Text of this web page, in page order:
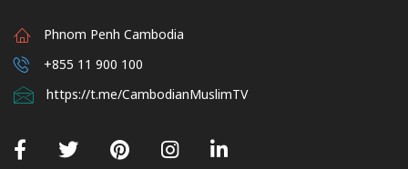
Phnom Penh Cambodia
+855 11 900 100
https://t.me/CambodianMuslimTV